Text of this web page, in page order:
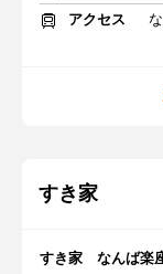
アクセス
すき家
すき家 なんば楽